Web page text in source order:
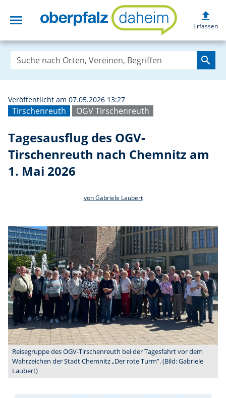
menu Tagesausflug
upload
Erfassen
search
Tirschenreuth OGV Tirschenreuth
Veröffentlicht am 07.05.2026 13:27
Tagesausflug des OGV-
Tirschenreuth nach Chemnitz am
1. Mai 2026
von Gabriele Laubert
Reisegruppe des OGV-Tirschenreuth bei der Tagesfahrt vor dem
Wahrzeichen der Stadt Chemnitz „Der rote Turm”. (Bild: Gabriele
Laubert)